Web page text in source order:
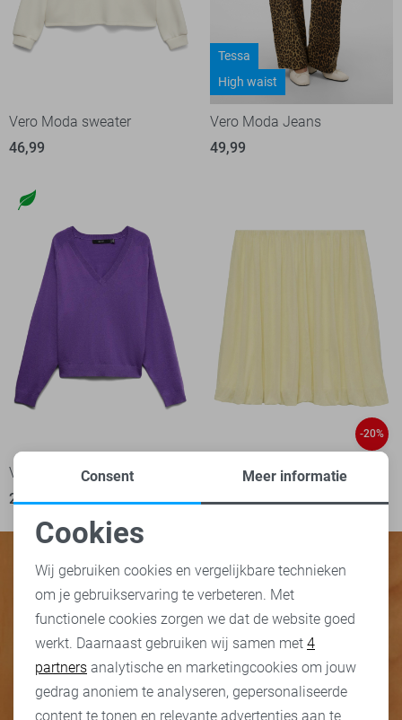
Vero Moda sweater
46,99
Tessa
High waist
Vero Moda Jeans
49,99
Vero Moda Trui
29,99
-20%
Vero Moda Rok
24,00 29,99
Noodzakelijke cookies
Personalisatie cookies
Analytische cookies
Marketing cookies
Consent Meer informatie
Cookies
Wij gebruiken cookies en vergelijkbare technieken
om je gebruikservaring te verbeteren. Met
functionele cookies zorgen we dat de website goed
werkt. Daarnaast gebruiken wij samen met 4
partners analytische en marketingcookies om jouw
gedrag anoniem te analyseren, gepersonaliseerde
content te tonen en relevante advertenties aan te